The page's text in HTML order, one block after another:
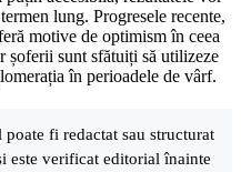
lung. Progresele recente,
motive de optimism în ceea
șoferii sunt sfătuiți să utilizeze
în perioadele de vârf.
poate fi redactat sau structurat
este verificat editorial înainte